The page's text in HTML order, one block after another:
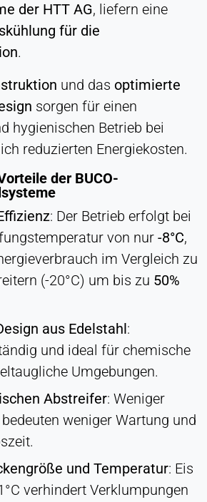
der HTT AG, liefern eine
für die
.
und das optimierte
sorgen für einen
hygienischen Betrieb bei
reduzierten Energiekosten.
der BUCO-
: Der Betrieb erfolgt bei
von nur -8°C,
im Vergleich zu
(-20°C) um bis zu 50%
aus Edelstahl:
und ideal für chemische
Umgebungen.
Abstreifer: Weniger
weniger Wartung und
und Temperatur: Eis
verhindert Verklumpungen
Marketingeffektivität und zur
lidc
_li_ses.#,
_li_ses.#.expires,
(B2B)